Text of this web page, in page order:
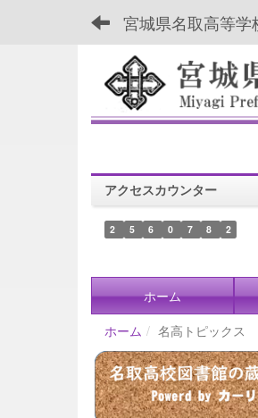
宮城県名取高等学
アクセスカウンター
2 5 6 0 7 8 2
ホーム
ホーム
名高トピックス